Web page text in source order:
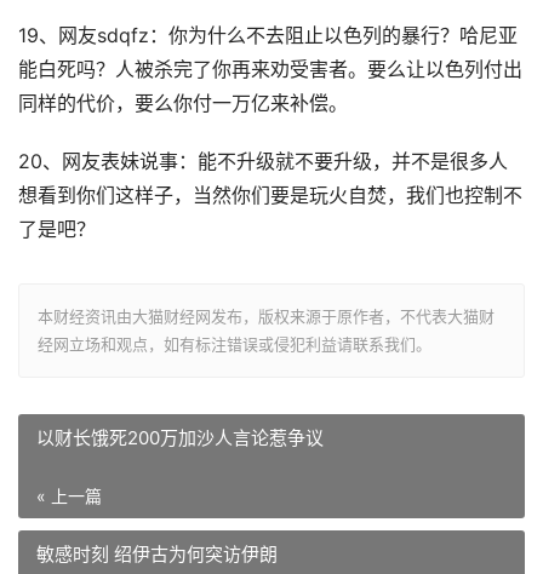
19、网友sdqfz：你为什么不去阻止以色列的暴行？哈尼亚
能白死吗？人被杀完了你再来劝受害者。要么让以色列付出
同样的代价，要么你付一万亿来补偿。
20、网友表妹说事：能不升级就不要升级，并不是很多人
想看到你们这样子，当然你们要是玩火自焚，我们也控制不
了是吧？
本财经资讯由大猫财经网发布，版权来源于原作者，不代表大猫财
经网立场和观点，如有标注错误或侵犯利益请联系我们。
以财长饿死200万加沙人言论惹争议
« 上一篇
敏感时刻 绍伊古为何突访伊朗